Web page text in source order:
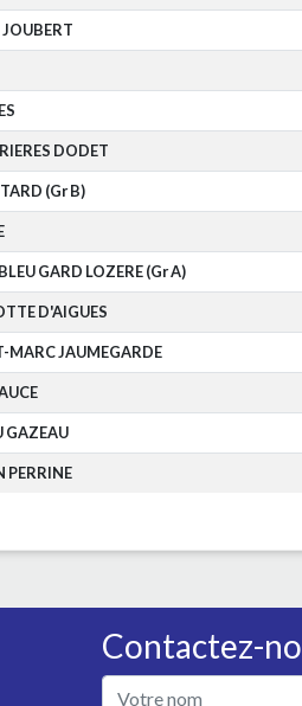
DODET
(Gr B)
GARD LOZERE (Gr A)
D'AIGUES
MARC JAUMEGARDE
GAZEAU
PERRINE
Contactez-